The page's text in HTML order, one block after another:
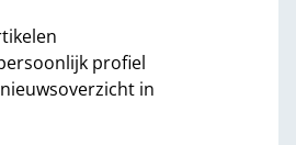
profiel
in